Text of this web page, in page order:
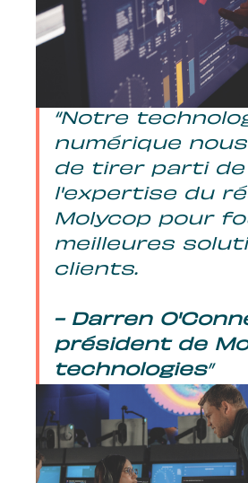
Notre
numérique
de tirer parti
l'expertise du
Molycop pour
meilleures
clients.
- Darren
président de
technologies